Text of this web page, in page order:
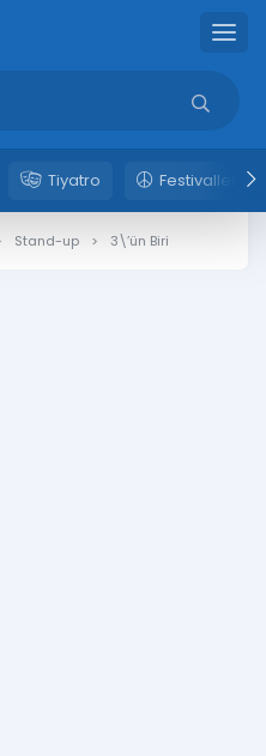
Tiyatro Festivaller
Stand-up 3\’ün Biri